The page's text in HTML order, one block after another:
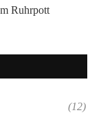
Ruhrpott
(12)